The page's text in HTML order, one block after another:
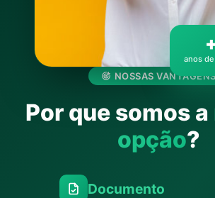
anos
NOSSAS
Por que somos a
opção?
Documento